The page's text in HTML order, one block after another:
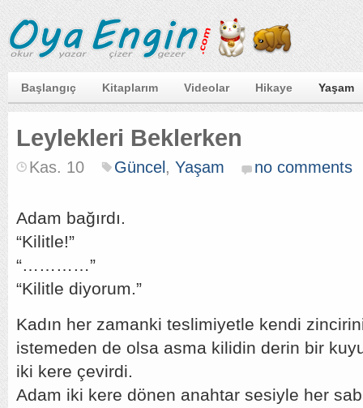
Başlangıç Kitaplarım Videolar Hikaye Yaşam
Leylekleri Beklerken
Kas. 10 Güncel , Yaşam no comments
Adam bağırdı.
“Kilitle!”
“…………”
“Kilitle diyorum.”
Kadın her zamanki teslimiyetle kendi
istemeden de olsa asma kilidin derin bir
iki kere çevirdi.
Adam iki kere dönen anahtar sesiyle her